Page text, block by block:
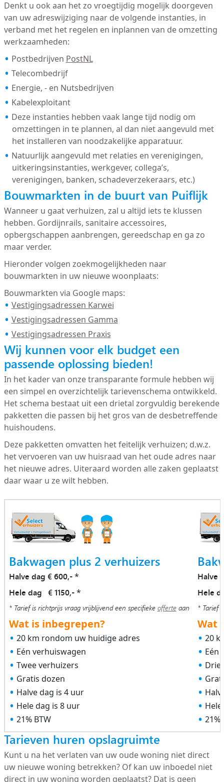
Denkt u ook aan het zo vroegtijdig mogelijk doorgeven
van uw adreswijziging naar de volgende instanties, in
verband met het regelen en inplannen van de omzetting
werkzaamheden:
Postbedrijven PostNL
Telecombedrijf
Energie, - en Nutsbedrijven
Kabelexploitant
Deze instanties hebben vaak lange tijd nodig om
omzettingen in te plannen, al dan niet aangevuld met
het installeren van noodzakelijke apparatuur.
Natuurlijk aangevuld met relaties en verenigingen,
uitkeringsinstanties, werkgever, collega’s,
verenigingen, banken, schadeverzekeraars, etc.)
Bouwmarkten in de buurt van Puiflijk
Wanneer u gaat verhuizen, zal u altijd iets te klussen
hebben. Gordijnrails, sanitaire accessoires,
opbergschappen aanbrengen, gereedschap en ga zo
maar verder.
Hieronder volgen zoekmogelijkheden naar
bouwmarkten in uw nieuwe woonplaats:
Bouwmarkten via Google maps:
Vestigingsadressen Karwei
Vestigingsadressen Gamma
Vestigingsadressen Praxis
Wij kunnen voor elk budget een
passende oplossing bieden!
In het kader van onze transparante formule hebben wij
een simpel en overzichtelijk tarievenschema ontwikkeld.
Het schema bestaat uit een drietal zorgvuldig berekende
pakketten die passen bij het gros van de desbetreffende
huishoudens.
Deze pakketten omvatten het feitelijk verhuizen; d.w.z.
het vervoeren van uw huisraad van het oude adres naar
het nieuwe adres. Uiteraard worden alle zaken geplaatst
daar waar u ze wilt hebben.
Bakwagen plus 2 verhuizers
Halve dag € 600,-*
Hele dag € 1150,-*
* Tarief is richtprijs vraag vrijblijvend een specifieke offerteaan
Wat is inbegrepen?
20 km rondom uw huidige adres
Eén verhuiswagen
Twee verhuizers
Gratis dozen
Halve dag is 4 uur
Hele dag is 8 uur
21% BTW
Halve
Hele
* Tarief
Wat
20
Eén
Drie
21%
Tarieven huren opslagruimte
Kunt u na het verlaten van uw oude woning niet direct
uw nieuwe woning betrekken? Of kan uw inboedel niet
direct in uw woning worden geplaatst? Dat is geen